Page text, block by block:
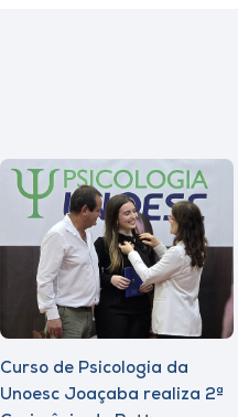
Curso de Psicologia da
Unoesc Joaçaba realiza 2ª